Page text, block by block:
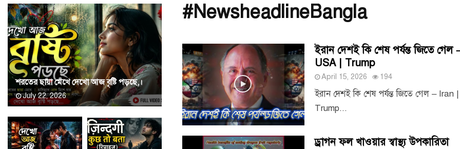
#NewsheadlineBangla
ইরান দেশই কি শেষ পর্যন্ত জিতে গেল
USA | Trump
April 15, 2026 194
ইরান দেশই কি শেষ পর্যন্ত জিতে গেল – Iran
Trump...
ড্রাগন ফল খাওয়ার স্বাস্থ্য উপকারিতা
শরতের ছায়া মেখে দেখো আজ বৃষ্টি পড়ছে,।
July 22, 2026